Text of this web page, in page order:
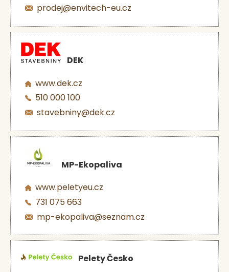
prodej@envitech-eu.cz
DEK
www.dek.cz
510 000 100
stavebniny@dek.cz
MP-Ekopaliva
www.peletyeu.cz
731 075 663
mp-ekopaliva@seznam.cz
Pelety Česko